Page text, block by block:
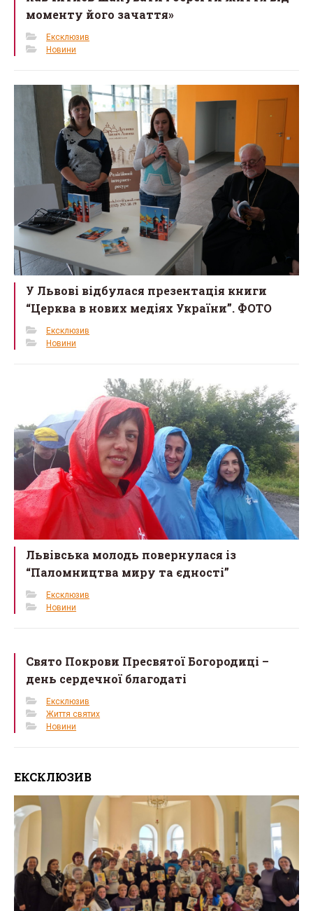
моменту його зачаття»
Ексклюзив
Новини
У Львові відбулася презентація книги
“Церква в нових медіях України”. ФОТО
Ексклюзив
Новини
Львівська молодь повернулася із
“Паломництва миру та єдності”
Ексклюзив
Новини
Свято Покрови Пресвятої Богородиці –
день сердечної благодаті
Ексклюзив
Життя святих
Новини
ЕКСКЛЮЗИВ